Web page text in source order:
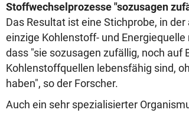
Stoffwechselprozesse "sozusagen
Das Resultat ist eine Stichprobe, in
einzige Kohlenstoff- und
dass "sie sozusagen zufällig, noch auf
Kohlenstoffquellen lebensfähig sind,
haben", so der Forscher.
Auch ein sehr spezialisierter